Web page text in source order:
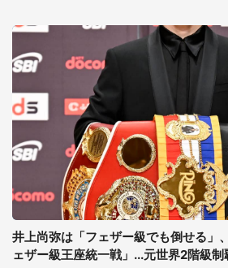
井上尚弥は「フェザー級でも倒せる」
ェザー級王座統一戦」...元世界2階級